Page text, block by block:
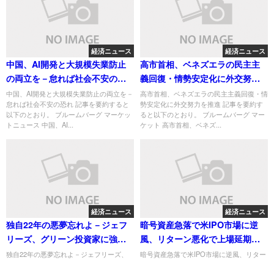
経済ニュース
中国、AI開発と大規模失業防止
の両立を－怠れば社会不安の恐
れ
中国、AI開発と大規模失業防止の両立を－
怠れば社会不安の恐れ 記事を要約すると
以下のとおり。 ブルームバーグ マーケッ
トニュース 中国、AI...
経済ニュース
高市首相、ベネズエラの民主主
義回復・情勢安定化に外交努力
を推進
高市首相、ベネズエラの民主主義回復・情
勢安定化に外交努力を推進 記事を要約す
ると以下のとおり。 ブルームバーグ マー
ケット 高市首相、ベネズ...
経済ニュース
独自22年の悪夢忘れよ－ジェフ
リーズ、グリーン投資家に強気
姿勢堅持促す
独自22年の悪夢忘れよ－ジェフリーズ、
経済ニュース
暗号資産急落で米IPO市場に逆
風、リターン悪化で上場延期拡
大も
暗号資産急落で米IPO市場に逆風、リター